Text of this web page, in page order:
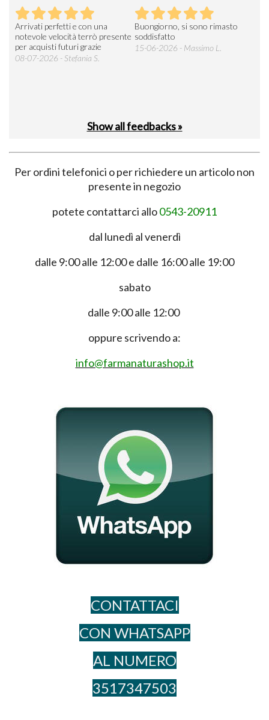
Arrivati perfetti e con una
notevole velocità terrò presente
per acquisti futuri grazie
08-07-2026 - Stefania S.
Buongiorno, si sono rimasto
soddisfatto
15-06-2026 - Massimo L.
Show all feedbacks »
Per ordini telefonici o per richiedere un articolo non
presente in negozio
potete contattarci allo0543-20911
dal lunedì al venerdì
dalle 9:00 alle 12:00 e dalle 16:00 alle 19:00
sabato
dalle 9:00 alle 12:00
oppure scrivendo a:
info@farmanaturashop.it
CONTATTACI
CON WHATSAPP
AL NUME​RO
3517347503